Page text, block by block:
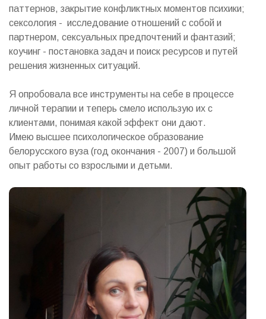
паттернов, закрытие конфликтных моментов психики;
сексология - исследование отношений с собой и
партнером, сексуальных предпочтений и фантазий;
коучинг - постановка задач и поиск ресурсов и путей
решения жизненных ситуаций.
Я опробовала все инструменты на себе в процессе
личной терапии и теперь смело использую их с
клиентами, понимая какой эффект они дают.
Имею высшее психологическое образование
белорусского вуза (год окончания - 2007) и большой
опыт работы со взрослыми и детьми.